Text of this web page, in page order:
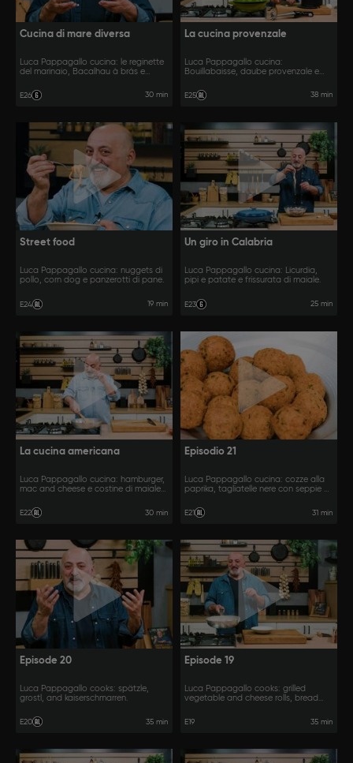
Cucina di mare diversa
Luca Pappagallo cucina: le reginette
del marinaio, Bacalhau à brás e
E26 30 min
La cucina provenzale
Luca Pappagallo cucina:
Bouillabaisse, daube provenzale e
E25 38 min
Street food
Luca Pappagallo cucina: nuggets di
pollo, corn dog e panzerotti di pane.
E24 19 min
Un giro in Calabria
Luca Pappagallo cucina: Licurdia,
pipi e patate e frissurata di maiale.
E23 25 min
La cucina americana
Luca Pappagallo cucina: hamburger,
mac and cheese e costine di maiale
E22 30 min
Episodio 21
Luca Pappagallo cucina: cozze alla
paprika, tagliatelle nere con seppie e
E21 31 min
Episode 20
Luca Pappagallo cooks: spätzle,
grostl, and kaiserschmarren.
E20 35 min
Episode 19
Luca Pappagallo cooks: grilled
vegetable and cheese rolls, bread
chicken and Parma ham rolls.
E19 35 min